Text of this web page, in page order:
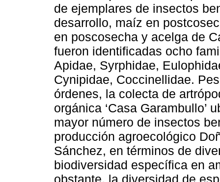
de ejemplares de insectos
desarrollo, maíz en
en poscosecha y acelga de
fueron identificadas ocho
Apidae, Syrphidae,
Cynipidae, Coccinellidae.
órdenes, la colecta de
orgánica ‘Casa Garambullo’
mayor número de insectos
producción agroecológico
Sánchez, en términos de
biodiversidad específica en
obstante, la diversidad de